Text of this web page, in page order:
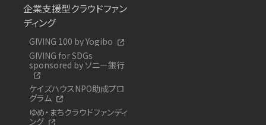
企業支援型クラウドファン
ディング
GIVING 100 by Yogibo
GIVING for SDGs
sponsored by ソニー銀行
ケイズハウスNPO助成プロ
グラム
ゆめ・まちクラウドファンディ
ング